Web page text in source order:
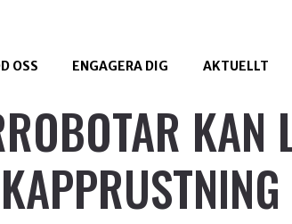
OSS ENGAGERA DIG AKTUELLT
KAN